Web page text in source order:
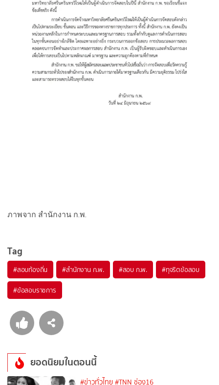
ภาพจาก สำนักงาน ก.พ.
Tag
#สอบท้องถิ่น #สำนักงาน ก.พ. #สอบ ก.พ. #ทุจริตข้อสอบ
#ข้อสอบราชการ
ยอดนิยมในตอนนี้
#ข่าวทั่วไทย #TNN ช่อง16